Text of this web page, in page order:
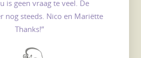
is geen vraag te veel. De
nog steeds. Nico en Mariëtte
Thanks!”